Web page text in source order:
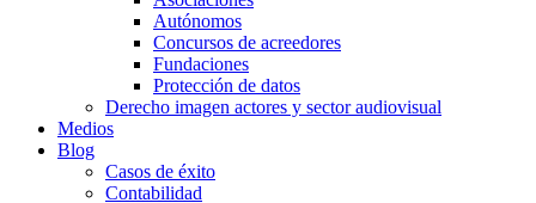
Autónomos
Concursos de acreedores
Fundaciones
Protección de datos
Derecho imagen actores y sector audiovisual
Medios
Blog
Casos de éxito
Contabilidad